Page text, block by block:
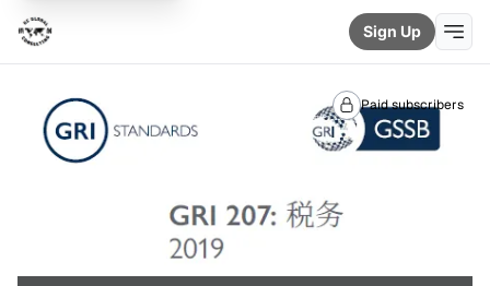
Sign Up
Paid subscribers